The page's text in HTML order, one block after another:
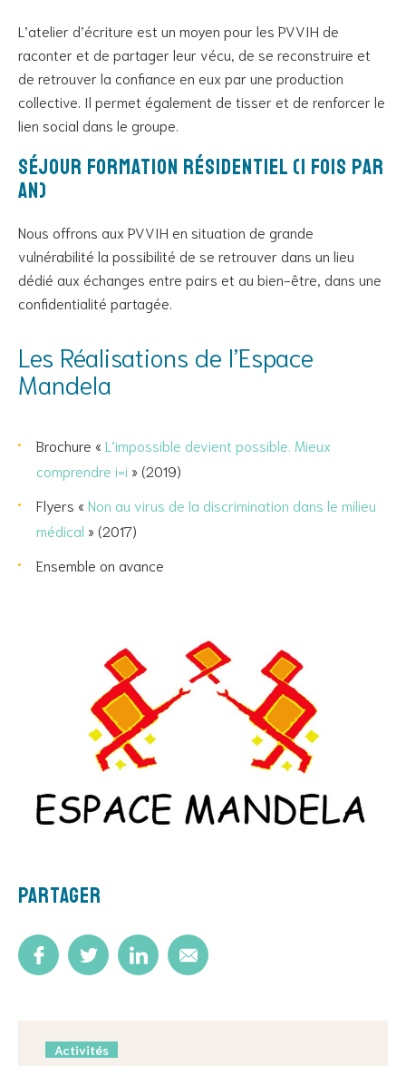
L’atelier d’écriture est un moyen pour les PVVIH de
raconter et de partager leur vécu, de se reconstruire et
de retrouver la confiance en eux par une production
collective. Il permet également de tisser et de renforcer le
lien social dans le groupe.
Séjour formation résidentiel (1 fois par
an)
Nous offrons aux PVVIH en situation de grande
vulnérabilité la possibilité de se retrouver dans un lieu
dédié aux échanges entre pairs et au bien-être, dans une
confidentialité partagée.
Les Réalisations de l’Espace
Mandela
Brochure « L’impossible devient possible. Mieux
comprendre i=i » (2019)
Flyers « Non au virus de la discrimination dans le milieu
médical » (2017)
Ensemble on avance
Partager
Activités